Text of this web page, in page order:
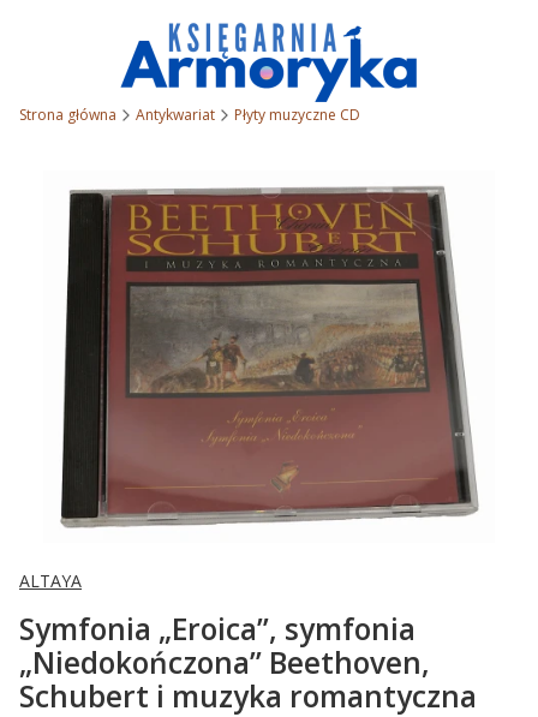
Strona główna Antykwariat Płyty muzyczne CD
ALTAYA
Symfonia „Eroica”, symfonia
„Niedokończona” Beethoven,
Schubert i muzyka romantyczna